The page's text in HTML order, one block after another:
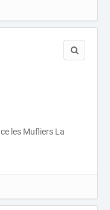
les Mufliers La